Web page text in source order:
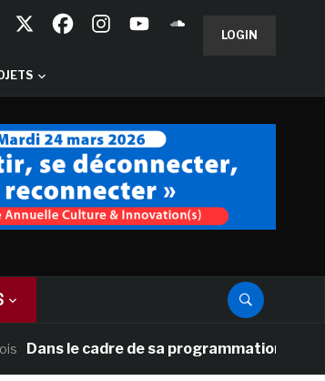
LOGIN
le cadre de sa programmation